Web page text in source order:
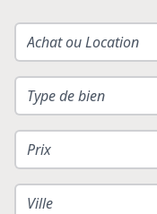
Achat ou Location
Type de bien
Prix
Ville